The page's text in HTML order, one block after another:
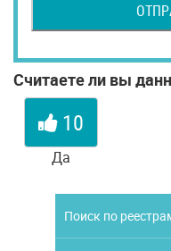
Считаете ли вы
10
Да
Поиск по